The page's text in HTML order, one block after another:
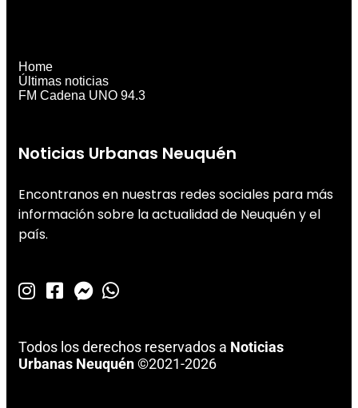
Noticias Urbanas Neuquén
Encontranos en nuestras redes sociales para más
información sobre la actualidad de Neuquén y el
país.
Todos los derechos reservados a Noticias
Urbanas Neuquén©2021-2026
Home
Últimas noticias
FM Cadena UNO 94.3